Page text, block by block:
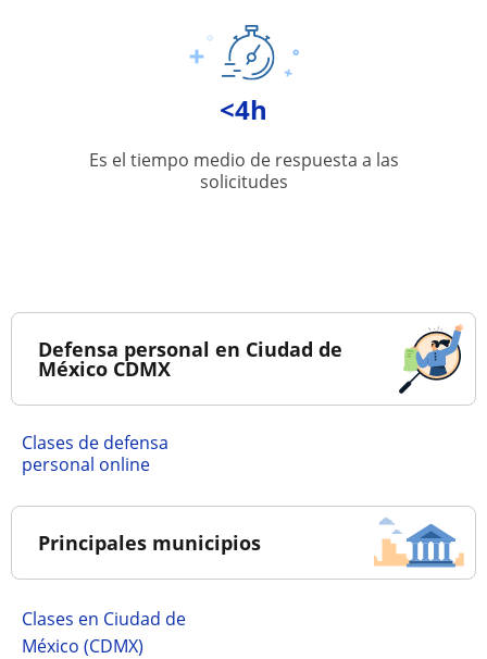
<4h
Es el tiempo medio de respuesta a las
solicitudes
Defensa personal en Ciudad de
México CDMX
Clases de defensa
personal online
Principales municipios
Clases en Ciudad de
México (CDMX)